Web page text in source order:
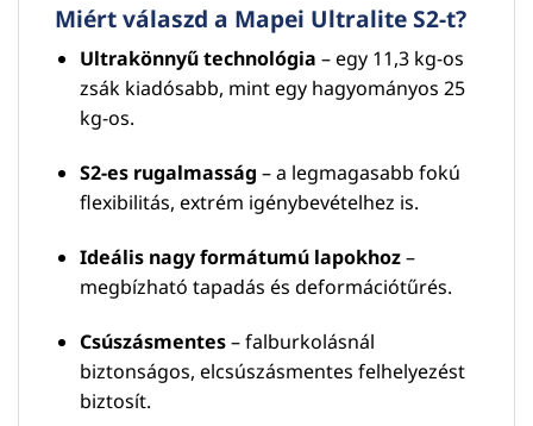
Miért válaszd a Mapei Ultralite S2-t?
Ultrakönnyű technológia – egy 11,3 kg-os
zsák kiadósabb, mint egy hagyományos 25
kg-os.
S2-es rugalmasság – a legmagasabb fokú
flexibilitás, extrém igénybevételhez is.
Ideális nagy formátumú lapokhoz–
megbízható tapadás és deformációtűrés.
Csúszásmentes– falburkolásnál
biztonságos, elcsúszásmentes felhelyezést
biztosít.